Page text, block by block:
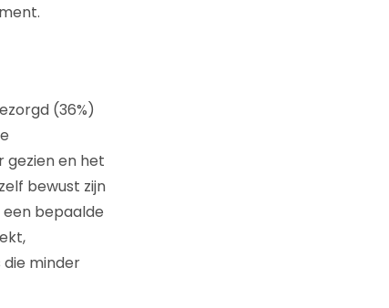
(36%)
gezien en het
bewust zijn
bepaalde
minder